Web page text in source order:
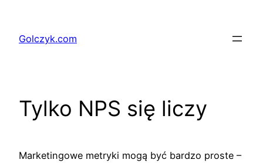
treściGolczyk.com
Tylko NPS się liczy
Marketingowe metryki mogą być bardzo proste –